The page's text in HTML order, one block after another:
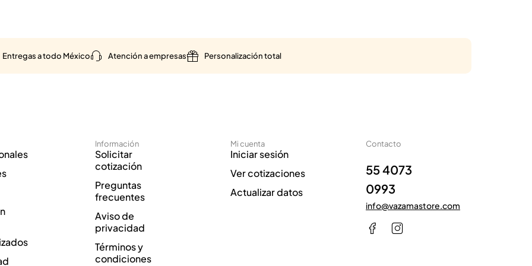
Entregas a todo México Atención a empresas Personalización total
Información
Solicitar
cotización
Preguntas
frecuentes
Aviso de
privacidad
Términos y
condiciones
Mi cuenta
Iniciar sesión
Ver cotizaciones
Actualizar datos
Contacto
55 4073
0993
info@vazamastore.com